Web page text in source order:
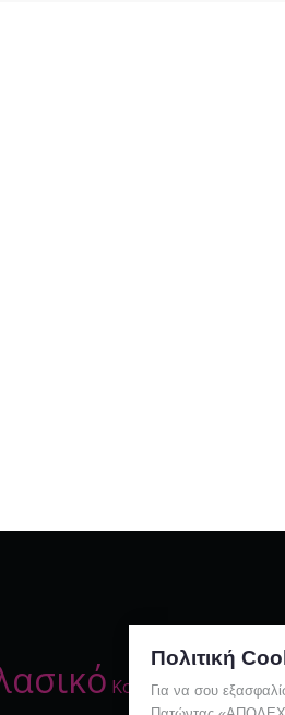
Πολιτική
Για να σου
Κούβα Κόκκινο